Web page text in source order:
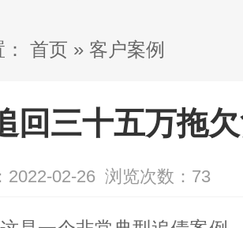
首页 » 客户案例
回三十五万拖
2022-02-26 浏览次数： 73